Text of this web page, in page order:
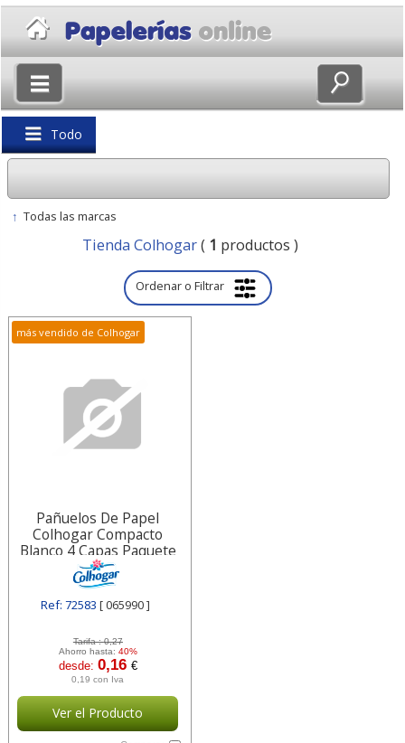
Todo
Volver
↑ Todas las marcas
Tienda Colhogar( 1 productos )
Ordenar o Filtrar
más vendido de Colhogar
Pañuelos De Papel
Colhogar Compacto
Blanco 4 Capas Paquete
De 8 Pañuelos 065990
Ref: 72583[ 065990 ]
Tarifa :0,27
Ahorro hasta: 40%
desde: 0,16 €
0,19 con Iva
Ver el Producto